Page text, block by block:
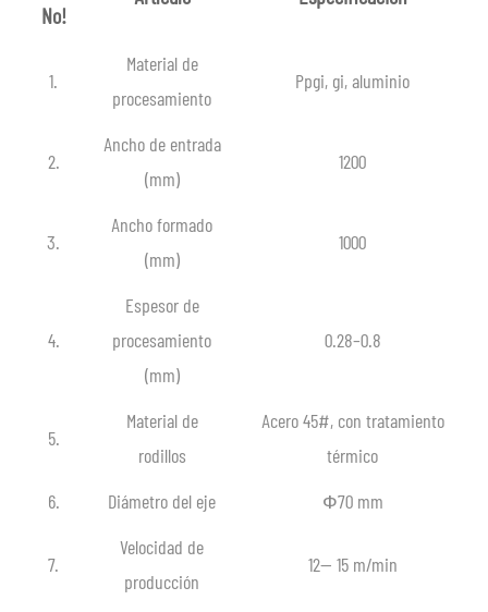
No!
1.
Material de
procesamiento
Ppgi, gi, aluminio
2.
Ancho de entrada
(mm)
1200
3.
Ancho formado
(mm)
1000
4.
Espesor de
procesamiento
(mm)
0.28–0.8
5.
Material de
rodillos
Acero 45#, con tratamiento
térmico
6.
Diámetro del eje Ф70 mm
7.
Velocidad de
producción
12— 15 m/min